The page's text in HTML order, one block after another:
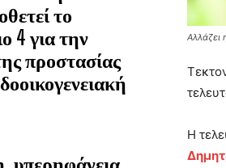
το
4 για την
προστασίας
υπερηφάνεια
Αλλάζει
Η